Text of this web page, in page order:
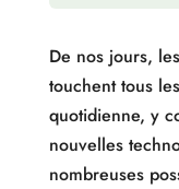
De nos jours,
touchent tous
quotidienne, y
nouvelles
nombreuses